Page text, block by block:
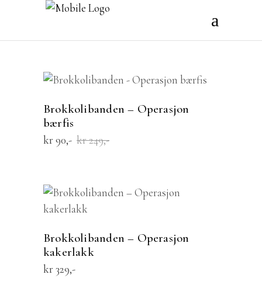
LES MER
Brokkolibanden – Operasjon
bærfis
kr249
Opprinnelig
pris
kr90
Nåværende
pris
KJØP
Brokkolibanden – Operasjon
kakerlakk
kr329